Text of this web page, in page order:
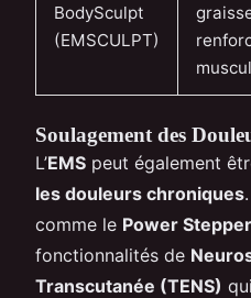
BodySculpt
(EMSCULPT)
Soulagement des
L’EMS peut également
les douleurs chroniques
comme le Power Stepper
fonctionnalités de
Transcutanée (TENS)